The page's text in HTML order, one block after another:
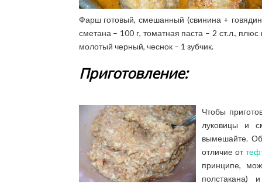
Фарш готовый, смешанный (свинина +
сметана – 100 г, томатная паста – 2 ст.л.,
молотый черный, чеснок – 1 зубчик.
Приготовление:
Чтобы
луковицы и
вымешайте.
отличие от
принципе,
полстакана)